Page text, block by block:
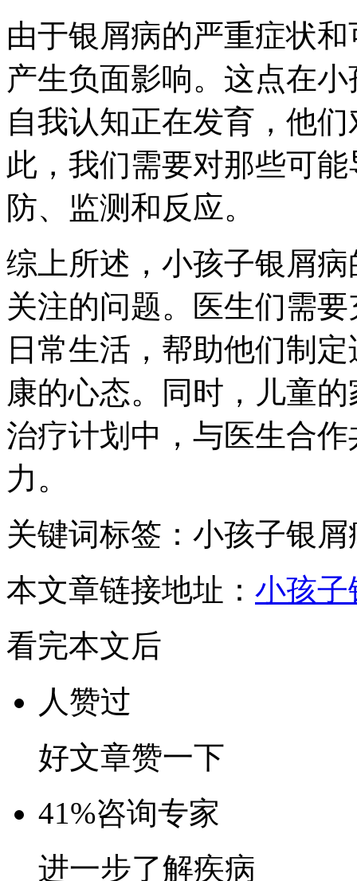
由于银屑病的严重症状
产生负面影响。这点在
自我认知正在发育，他
此，我们需要对那些可
防、监测和反应。
综上所述，小孩子银屑
关注的问题。医生们需
日常生活，帮助他们制
康的心态。同时，儿童
治疗计划中，与医生合
力。
关键词标签：小孩子银屑
本文章链接地址： 小孩子
看完本文后
人赞过
好文章赞一下
41%咨询专家
进一步了解疾病